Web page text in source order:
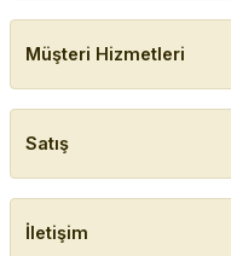
Müşteri Hizmetleri
Satış
İletişim